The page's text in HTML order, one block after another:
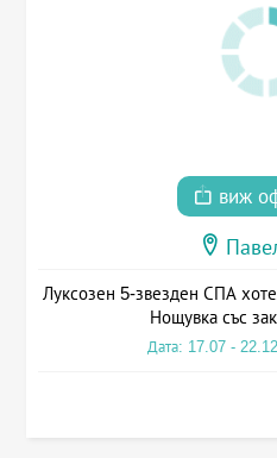
виж
Луксозен 5-звезден СПА
Нощувка със
Дата: 17.07 -